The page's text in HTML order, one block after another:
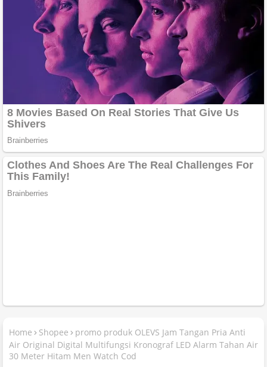
Home Shopee
promo produk OLEVS Jam Tangan Pria Anti
Air Original Digital Multifungsi Kronograf LED Alarm Tahan Air
30 Meter Hitam Men Watch Cod